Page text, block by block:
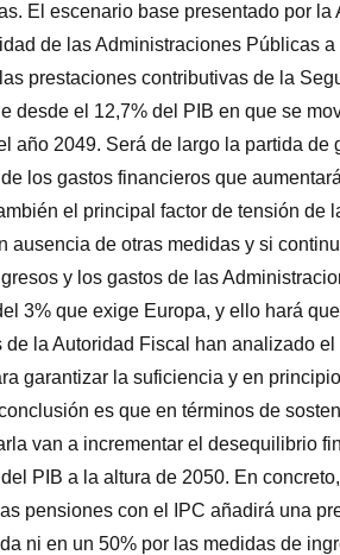
El escenario base presentado por
de las Administraciones Públicas
prestaciones contributivas de la
desde el 12,7% del PIB en que se
año 2049. Será de largo la partida
los gastos financieros que
el principal factor de tensión de
ausencia de otras medidas y si
y los gastos de las
3% que exige Europa, y ello hará
de la Autoridad Fiscal han analizado
garantizar la suficiencia y en
es que en términos de
van a incrementar el desequilibrio
PIB a la altura de 2050. En
pensiones con el IPC añadirá una
ni en un 50% por las medidas de